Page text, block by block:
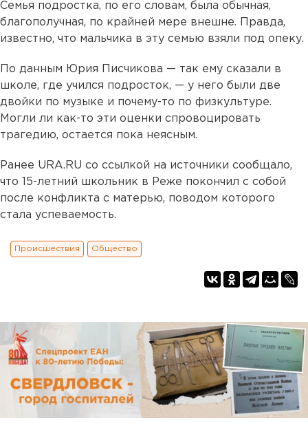
Семья подростка, по его словам, была обычная,
благополучная, по крайней мере внешне. Правда,
известно, что мальчика в эту семью взяли под опеку.
По данным Юрия Писчикова — так ему сказали в
школе, где учился подросток, — у него были две
двойки по музыке и почему-то по физкультуре.
Могли ли как-то эти оценки спровоцировать
трагедию, остается пока неясным.
Ранее URA.RU со ссылкой на источники сообщало,
что 15-летний школьник в Реже покончил с собой
после конфликта с матерью, поводом которого
стала успеваемость.
Происшествия Общество